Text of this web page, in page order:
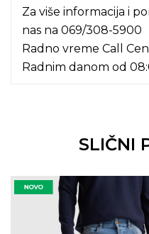
Za više informacija i
nas na 069/308-5900
Radno vreme Call
Radnim danom od
SLIČNI